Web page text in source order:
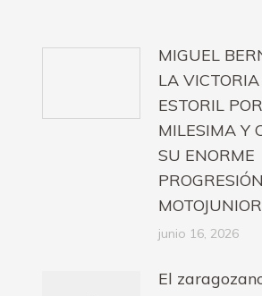
MIGUEL
LA
ESTORIL
MILESIMA Y
SU ENORME
MOTOJUNIOR
junio 16, 2026
El